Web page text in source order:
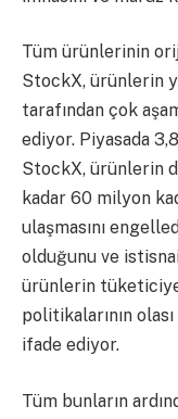
Tüm ürünlerinin
StockX, ürünlerin
tarafından çok
ediyor. Piyasada
StockX, ürünlerin
kadar 60 milyon
ulaşmasını
olduğunu ve
ürünlerin
politikalarının
ifade ediyor.
Tüm bunların